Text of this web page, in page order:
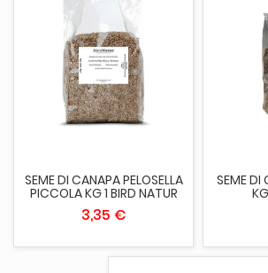
SEME DI CANAPA PELOSELLA
PICCOLA KG 1 BIRD NATUR
3,35 €
SEME DI